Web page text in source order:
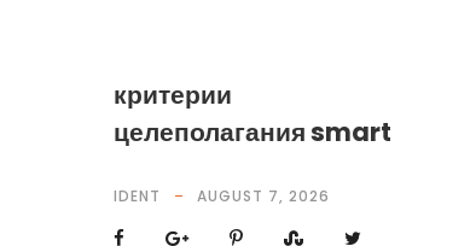
критерии
целеполагания smart
IDENT AUGUST 7, 2026